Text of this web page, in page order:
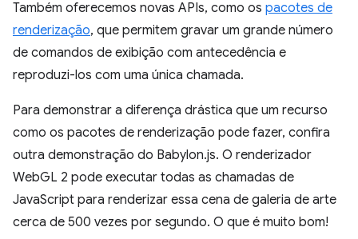
Também oferecemos novas APIs, como os pacotes de
renderização, que permitem gravar um grande número
de comandos de exibição com antecedência e
reproduzi-los com uma única chamada.
Para demonstrar a diferença drástica que um recurso
como os pacotes de renderização pode fazer, confira
outra demonstração do Babylon.js. O renderizador
WebGL 2 pode executar todas as chamadas de
JavaScript para renderizar essa cena de galeria de arte
cerca de 500 vezes por segundo. O que é muito bom!